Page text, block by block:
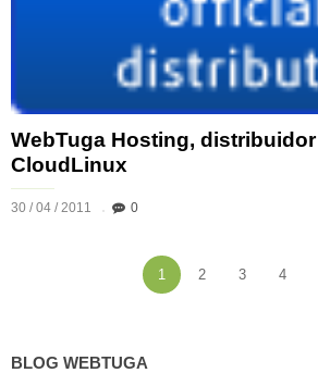
WebTuga Hosting,
CloudLinux
30 / 04 / 2011 0
1 2 3 4
BLOG WEBTUGA